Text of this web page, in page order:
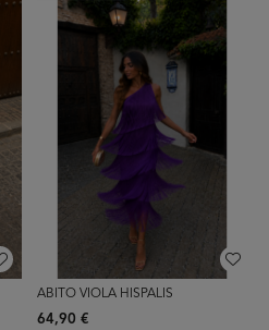
ABITO VIOLA HISPALIS
64,90 €